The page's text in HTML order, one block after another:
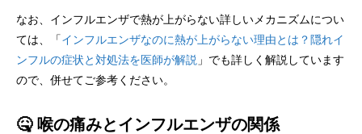
なお、インフルエンザで熱が上がらない詳しいメカニズムについ
ては、「インフルエンザなのに熱が上がらない理由とは？隠れイ
ンフルの症状と対処法を医師が解説 」でも詳しく解説しています
ので、併せてご参考ください。
🤒 喉の痛みとインフルエンザの関係